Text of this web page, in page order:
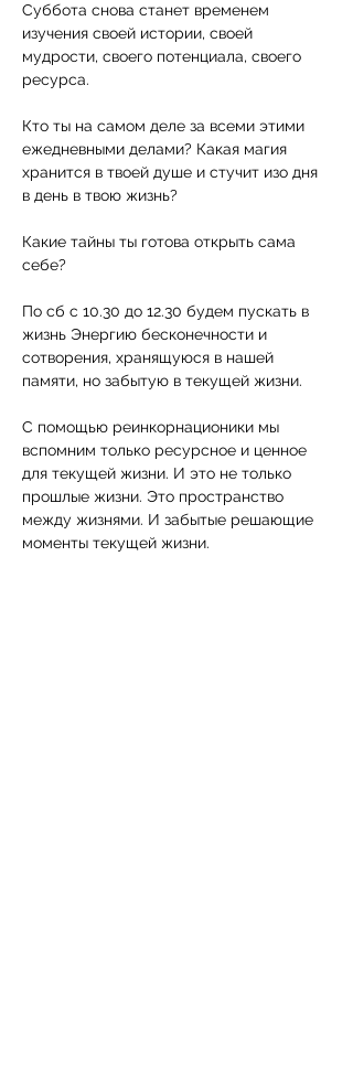
Суббота снова станет временем
изучения своей истории, своей
мудрости, своего потенциала, своего
ресурса.
Кто ты на самом деле за всеми этими
ежедневными делами? Какая магия
хранится в твоей душе и стучит изо дня
в день в твою жизнь?
Какие тайны ты готова открыть сама
себе?
По сб с 10.30 до 12.30 будем пускать в
жизнь Энергию бесконечности и
сотворения, хранящуюся в нашей
памяти, но забытую в текущей жизни.
С помощью реинкорнационики мы
вспомним только ресурсное и ценное
для текущей жизни. И это не только
прошлые жизни. Это пространство
между жизнями. И забытые решающие
моменты текущей жизни.